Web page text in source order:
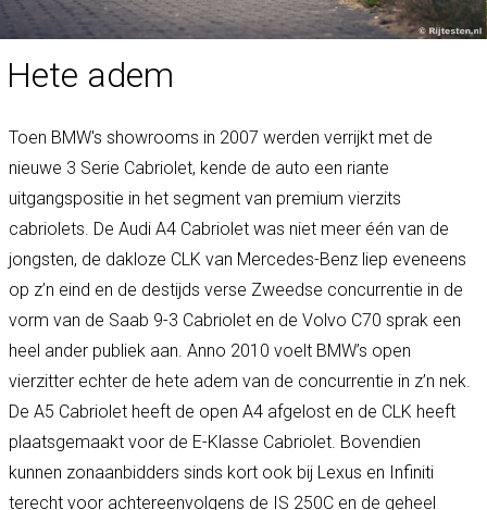
Hete adem
Toen BMW's showrooms in 2007 werden verrijkt met de
nieuwe 3 Serie Cabriolet, kende de auto een riante
uitgangspositie in het segment van premium vierzits
cabriolets. De Audi A4 Cabriolet was niet meer één van de
jongsten, de dakloze CLK van Mercedes-Benz liep eveneens
op z’n eind en de destijds verse Zweedse concurrentie in de
vorm van de Saab 9-3 Cabriolet en de Volvo C70 sprak een
heel ander publiek aan. Anno 2010 voelt BMW’s open
vierzitter echter de hete adem van de concurrentie in z’n nek.
De A5 Cabriolet heeft de open A4 afgelost en de CLK heeft
plaatsgemaakt voor de E-Klasse Cabriolet. Bovendien
kunnen zonaanbidders sinds kort ook bij Lexus en Infiniti
terecht voor achtereenvolgens de IS 250C en de geheel